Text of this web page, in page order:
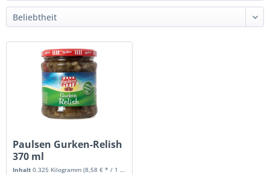
Paulsen Gurken-Relish
370 ml
Inhalt0.325 Kilogramm(8,58 € * / 1 Kilogramm)